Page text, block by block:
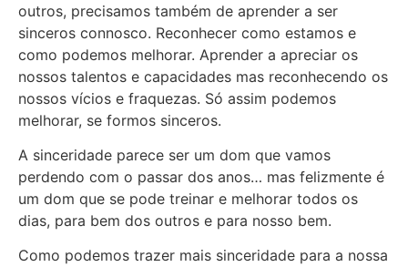
outros, precisamos também de aprender a ser
sinceros connosco. Reconhecer como estamos e
como podemos melhorar. Aprender a apreciar os
nossos talentos e capacidades mas reconhecendo os
nossos vícios e fraquezas. Só assim podemos
melhorar, se formos sinceros.
A sinceridade parece ser um dom que vamos
perdendo com o passar dos anos… mas felizmente é
um dom que se pode treinar e melhorar todos os
dias, para bem dos outros e para nosso bem.
Como podemos trazer mais sinceridade para a nossa